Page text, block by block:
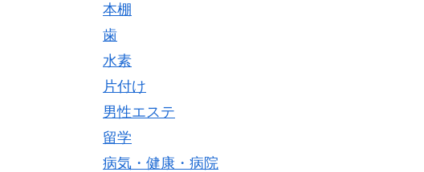
本棚
歯
水素
片付け
男性エステ
留学
病気・健康・病院